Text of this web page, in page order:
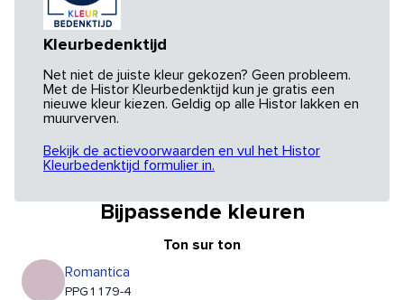
Kleurbedenktijd
Net niet de juiste kleur gekozen? Geen probleem.
Met de Histor Kleurbedenktijd kun je gratis een
nieuwe kleur kiezen. Geldig op alle Histor lakken en
muurverven.
Bekijk de actievoorwaarden en vul het Histor
Kleurbedenktijd formulier in.
Bijpassende kleuren
Ton sur ton
Romantica
PPG1179-4